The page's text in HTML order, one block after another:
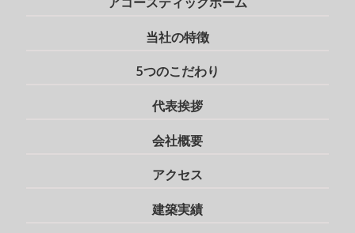
当社の特徴
5つのこだわり
代表挨拶
会社概要
アクセス
建築実績